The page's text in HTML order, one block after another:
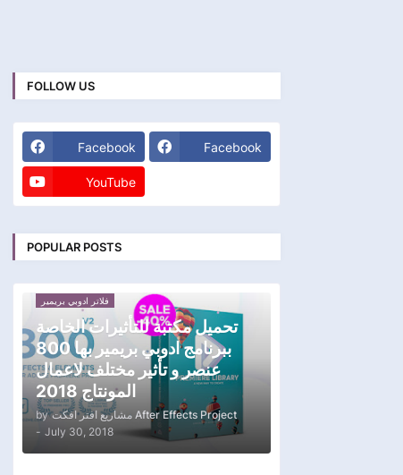
FOLLOW US
Facebook Facebook
YouTube
POPULAR POSTS
فلاتر ادوبي بريمير
تحميل مكتبة للتأثيرات الخاصة
ببرنامج ادوبي بريمير بها 800
عنصر و تأثير مختلف لاعمال
المونتاج 2018
by
مشاريع افتر افكت After Effects Project
- July 30, 2018